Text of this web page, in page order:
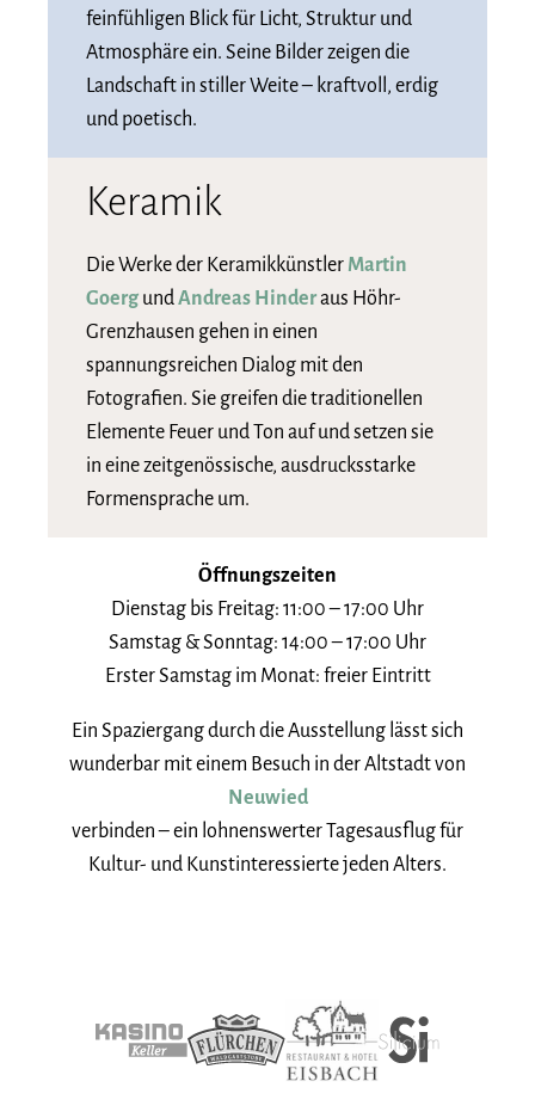
feinfühligen Blick für Licht, Struktur und
Atmosphäre ein. Seine Bilder zeigen die
Landschaft in stiller Weite – kraftvoll, erdig
und poetisch.
Keramik
Die Werke der Keramikkünstler Martin
Goerg undAndreas Hinderaus Höhr-
Grenzhausen gehen in einen
spannungsreichen Dialog mit den
Fotografien. Sie greifen die traditionellen
Elemente Feuer und Ton auf und setzen sie
in eine zeitgenössische, ausdrucksstarke
Formensprache um.
Öffnungszeiten
Dienstag bis Freitag: 11:00 – 17:00 Uhr
Samstag & Sonntag: 14:00 – 17:00 Uhr
Erster Samstag im Monat: freier Eintritt
Ein Spaziergang durch die Ausstellung lässt sich
wunderbar mit einem Besuch in der Altstadt von
Neuwied
verbinden – ein lohnenswerter Tagesausflug für
Kultur- und Kunstinteressierte jeden Alters.